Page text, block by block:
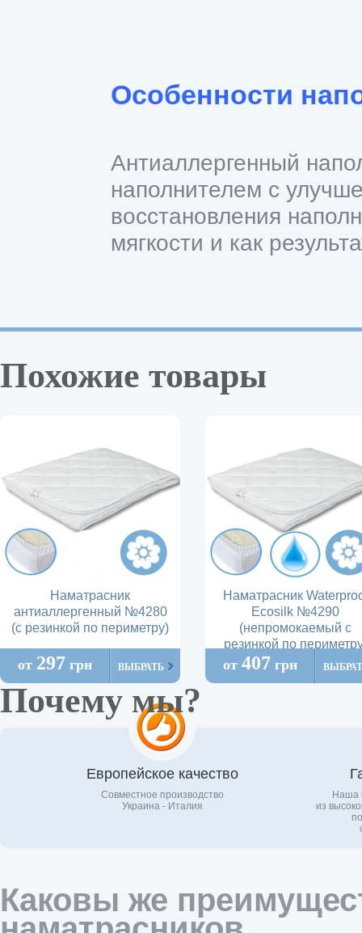
Особенности
Антиаллергенный
наполнителем с
восстановления
мягкости и как
Похожие товары
Наматрасник
антиаллергенный №4280
(с резинкой по периметру)
от 297 грн ВЫБРАТЬ
Наматрасник
Ecosilk №4290
(непромокаемый с
резинкой по
от 407 грн
Почему мы?
Европейское качество
Совместное производство
Украина - Италия
Наша
из
Каковы же